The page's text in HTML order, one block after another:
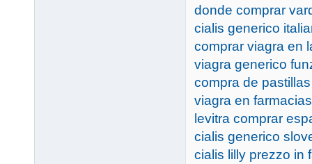
donde comprar
cialis generico
comprar viagra en
viagra generico
compra de
viagra en
levitra comprar
cialis generico
cialis lilly prezzo in